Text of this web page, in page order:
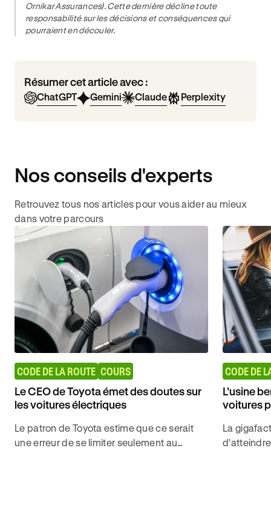
Ornikar Assurances). Cette dernière décline toute
responsabilité sur les décisions et conséquences qui
pourraient en découler.
Résumer cet article avec :
ChatGPT Gemini Claude Perplexity
Nos conseils d'experts
Retrouvez tous nos articles pour vous aider au mieux
dans votre parcours
CODE DE LA ROUTE COURS
Le CEO de Toyota émet des doutes sur
les voitures électriques
Le patron de Toyota estime que ce serait
une erreur de se limiter seulement au
CODE DE
L’usine
voitures
La